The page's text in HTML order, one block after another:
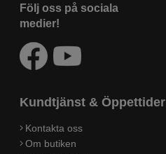
Följ oss på sociala
medier!
Kundtjänst & Öppettider
Kontakta oss
Om butiken